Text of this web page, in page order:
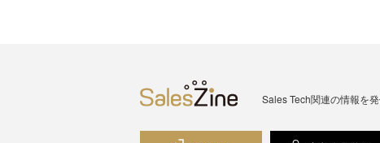
Sales Tech関連の情報を